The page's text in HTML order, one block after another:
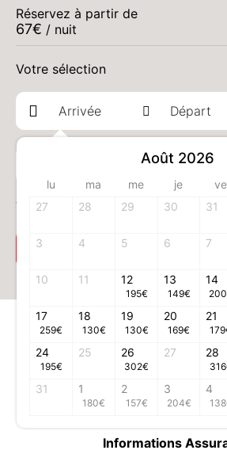
Réservez à partir de
67€ / nuit
Votre sélection
Août 2026
lu ma me je ve
27
28 29 30 31
3 4 5 6 7
10 11 12
195€
13
149€
14
200
17
259€
18
130€
19
130€
20
169€
21
179
24
195€
25 26
302€
27 28
316
31 1
180€
2
157€
3
204€
4
138
Votre chambre
Sélectionner votre
Informations
Conditions générales
Conditions générales de
Mentions légales
Données
Informations